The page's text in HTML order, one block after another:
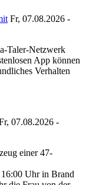
Fr, 07.08.2026 -
Taler-Netzwerk
App können
Verhalten
07.08.2026 -
einer 47-
Uhr in Brand